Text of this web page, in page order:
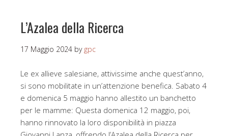
L’Azalea della Ricerca
17 Maggio 2024 by gpc
Le ex allieve salesiane, attivissime anche quest’anno,
si sono mobilitate in un’attenzione benefica. Sabato 4
e domenica 5 maggio hanno allestito un banchetto
per le mamme: Questa domenica 12 maggio, poi,
hanno rinnovato la loro disponibilità in piazza